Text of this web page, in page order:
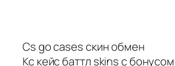
Cs go cases скин обмен
Кс кейс баттл skins с бонусом